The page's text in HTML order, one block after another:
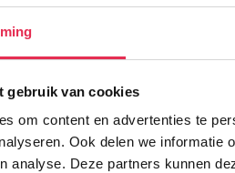
gebruik van cookies
om content en advertenties te
Ook delen we
analyse. Deze partners kunnen